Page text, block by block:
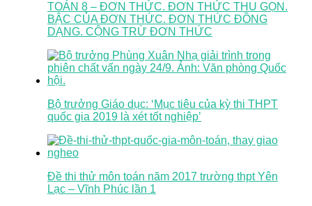
TOÁN 8 – ĐƠN THỨC. ĐƠN THỨC THU GỌN.
BẬC CỦA ĐƠN THỨC. ĐƠN THỨC ĐỒNG
DẠNG. CỘNG TRỪ ĐƠN THỨC
Bộ trưởng Giáo dục: ‘Mục tiêu của kỳ thi THPT
quốc gia 2019 là xét tốt nghiệp’
Đề thi thử môn toán năm 2017 trường thpt Yên
Lạc – Vĩnh Phúc lần 1